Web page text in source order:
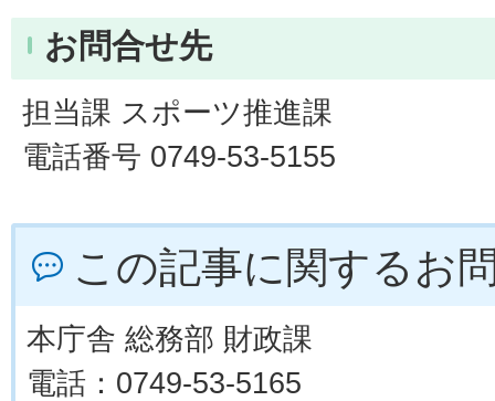
お問合せ先
担当課 スポーツ推進課
電話番号 0749-53-5155
この記事に関するお
本庁舎 総務部 財政課
電話：0749-53-5165